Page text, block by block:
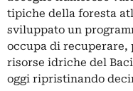
tipiche della foresta
sviluppato un
occupa di recuperare,
risorse idriche del
oggi ripristinando